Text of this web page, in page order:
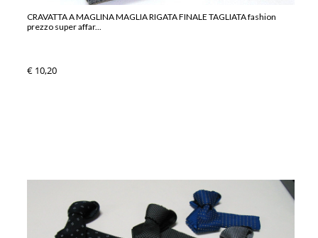
CRAVATTA A MAGLINA MAGLIA RIGATA FINALE TAGLIATA fashion
prezzo super affar...
€ 10,20